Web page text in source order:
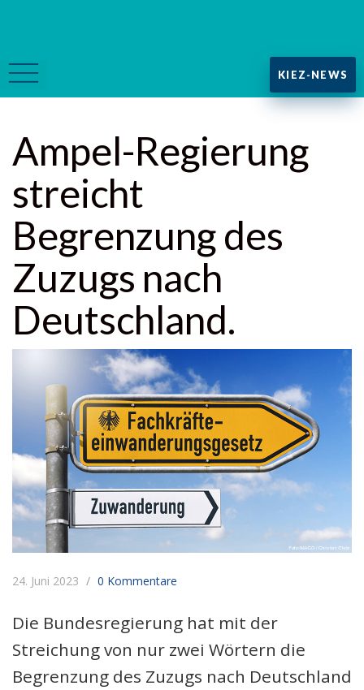
KIEZ-NEWS
Ampel-Regierung
streicht
Begrenzung des
Zuzugs nach
Deutschland.
24. Juni 2023 0 Kommentare
Die Bundesregierung hat mit der
Streichung von nur zwei Wörtern die
Begrenzung des Zuzugs nach Deutschland